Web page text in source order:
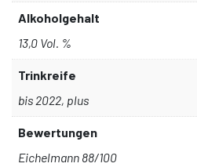
Alkoholgehalt
13,0 Vol. %
Trinkreife
bis 2022, plus
Bewertungen
Eichelmann 88/100